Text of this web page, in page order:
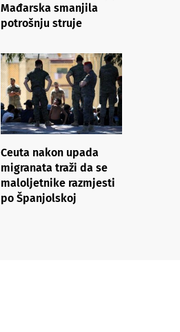
Mađarska smanjila
potrošnju struje
Ceuta nakon upada
migranata traži da se
maloljetnike razmjesti
po Španjolskoj